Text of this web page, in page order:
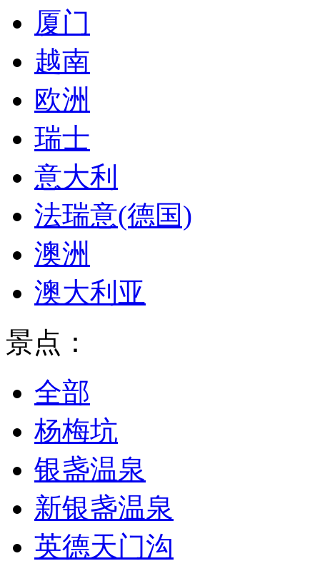
厦门
越南
欧洲
瑞士
意大利
法瑞意(德国)
澳洲
澳大利亚
景点：
全部
杨梅坑
银盏温泉
新银盏温泉
英德天门沟